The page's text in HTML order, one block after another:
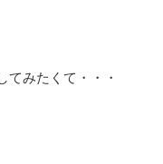
てみたくて・・・